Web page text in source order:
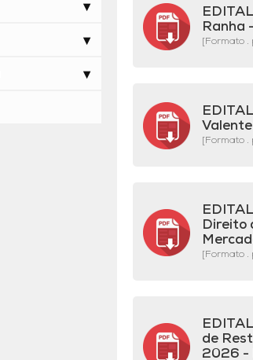
Ranha
[Formato .
[Formato .
Direito
[Formato .
de
2026 -